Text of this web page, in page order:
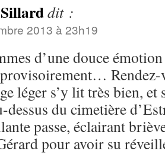
dit :
2013 à 23h19
d’une douce
provisoirement…
léger s’y lit très bien, et
dessus du cimetière
passe, éclairant
pour avoir su